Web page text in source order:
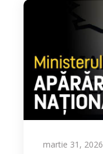
martie 31, 2026